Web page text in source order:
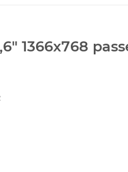
1366x768